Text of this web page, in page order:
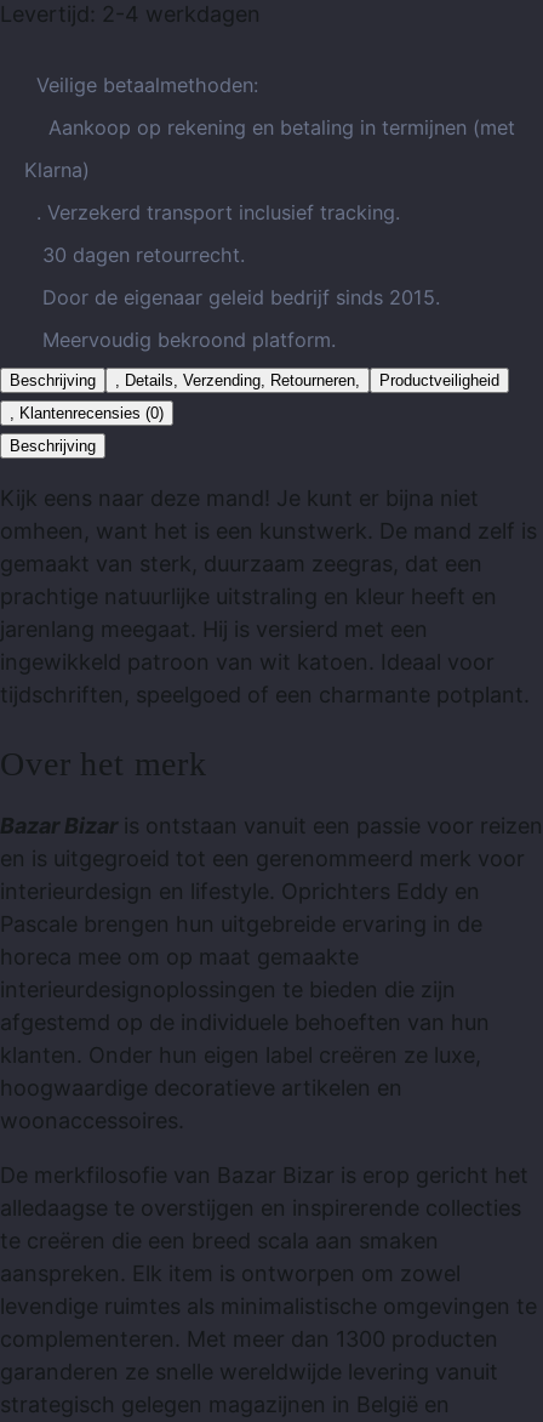
Levertijd: 2-4 werkdagen
Veilige betaalmethoden:
Aankoop op rekening en betaling in termijnen (met
Klarna)
. Verzekerd transport inclusief tracking.
30 dagen retourrecht.
Door de eigenaar geleid bedrijf sinds 2015.
Meervoudig bekroond platform.
Beschrijving , Details, Verzending, Retourneren,
Productveiligheid
, Klantenrecensies (0)
Beschrijving
Kijk eens naar deze mand! Je kunt er bijna niet
omheen, want het is een kunstwerk. De mand zelf is
gemaakt van sterk, duurzaam zeegras, dat een
prachtige natuurlijke uitstraling en kleur heeft en
jarenlang meegaat. Hij is versierd met een
ingewikkeld patroon van wit katoen. Ideaal voor
tijdschriften, speelgoed of een charmante potplant.
Over het merk
Bazar Bizar is ontstaan ​​vanuit een passie voor reizen
en is uitgegroeid tot een gerenommeerd merk voor
interieurdesign en lifestyle. Oprichters Eddy en
Pascale brengen hun uitgebreide ervaring in de
horeca mee om op maat gemaakte
interieurdesignoplossingen te bieden die zijn
afgestemd op de individuele behoeften van hun
klanten. Onder hun eigen label creëren ze luxe,
hoogwaardige decoratieve artikelen en
woonaccessoires.
De merkfilosofie van Bazar Bizar is erop gericht het
alledaagse te overstijgen en inspirerende collecties
te creëren die een breed scala aan smaken
aanspreken. Elk item is ontworpen om zowel
levendige ruimtes als minimalistische omgevingen te
complementeren. Met meer dan 1300 producten
garanderen ze snelle wereldwijde levering vanuit
strategisch gelegen magazijnen in België en